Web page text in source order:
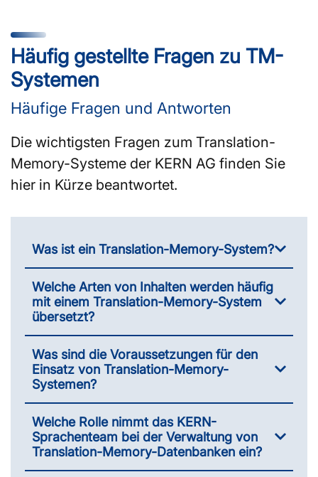
Häufig gestellte Fragen zu TM-
Systemen
Häufige Fragen und Antworten
Die wichtigsten Fragen zum Translation-
Memory-Systeme der KERN AG finden Sie
hier in Kürze beantwortet.
Was ist ein Translation-Memory-System?
Welche Arten von Inhalten werden häufig
mit einem Translation-Memory-System
übersetzt?
Was sind die Voraussetzungen für den
Einsatz von Translation-Memory-
Systemen?
Welche Rolle nimmt das KERN-
Sprachenteam bei der Verwaltung von
Translation-Memory-Datenbanken ein?